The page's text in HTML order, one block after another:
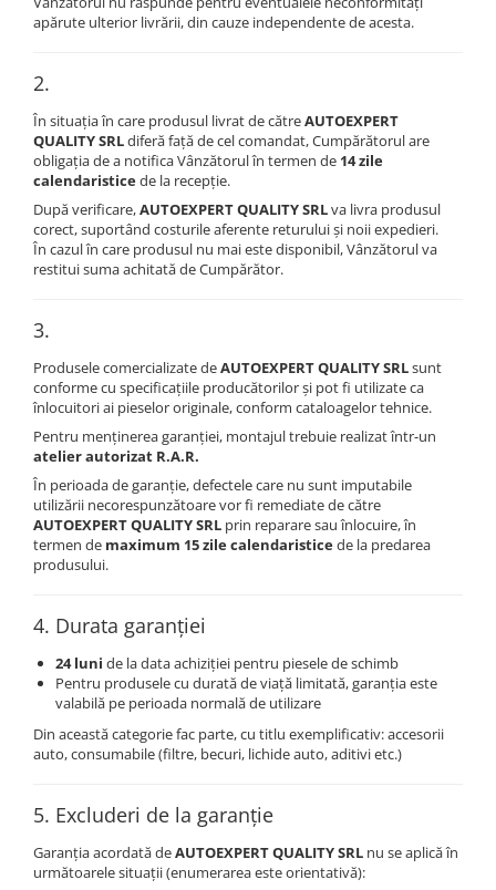
apărute ulterior livrării, din cauze independente de acesta.
2.
În situația în care produsul livrat de cătreAUTOEXPERT
QUALITY SRLdiferă față de cel comandat, Cumpărătorul are
obligația de a notifica Vânzătorul în termen de 14 zile
calendaristicede la recepție.
După verificare,AUTOEXPERT QUALITY SRLva livra produsul
corect, suportând costurile aferente returului și noii expedieri.
În cazul în care produsul nu mai este disponibil, Vânzătorul va
restitui suma achitată de Cumpărător.
3.
Produsele comercializate deAUTOEXPERT QUALITY SRLsunt
conforme cu specificațiile producătorilor și pot fi utilizate ca
înlocuitori ai pieselor originale, conform cataloagelor tehnice.
Pentru menținerea garanției, montajul trebuie realizat într-un
atelier autorizat R.A.R.
În perioada de garanție, defectele care nu sunt imputabile
utilizării necorespunzătoare vor fi remediate de către
AUTOEXPERT QUALITY SRL prin reparare sau înlocuire, în
termen de maximum 15 zile calendaristicede la predarea
produsului.
4. Durata garanției
24 luni de la data achiziției pentru piesele de schimb
Pentru produsele cu durată de viață limitată, garanția este
valabilă pe perioada normală de utilizare
Din această categorie fac parte, cu titlu exemplificativ: accesorii
auto, consumabile (filtre, becuri, lichide auto, aditivi etc.)
5. Excluderi de la garanție
Garanția acordată deAUTOEXPERT QUALITY SRL nu se aplică în
următoarele situații (enumerarea este orientativă):